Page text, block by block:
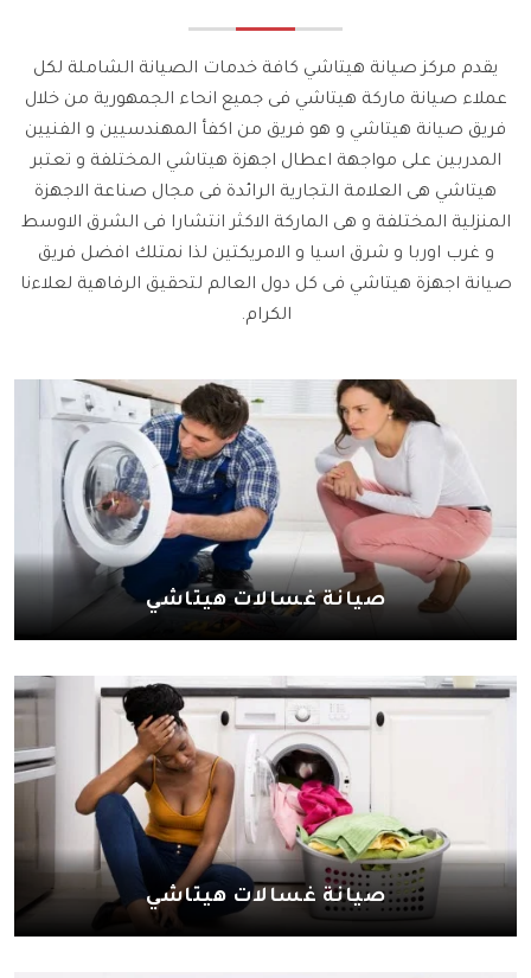
يقدم مركز صيانة هيتاشي كافة خدمات الصيانة الشاملة لكل
عملاء صيانة ماركة هيتاشي فى جميع انحاء الجمهورية من خلال
فريق صيانة هيتاشي و هو فريق من اكفأ المهندسيين و الفنيين
المدربين على مواجهة اعطال اجهزة هيتاشي المختلفة و تعتبر
هيتاشي هى العلامة التجارية الرائدة فى مجال صناعة الاجهزة
المنزلية المختلفة و هى الماركة الاكثر انتشارا فى الشرق الاوسط
و غرب اوربا و شرق اسيا و الامريكتين لذا نمتلك افضل فريق
صيانة اجهزة هيتاشي فى كل دول العالم لتحقيق الرفاهية لعلاءنا
الكرام.
صيانة غسالات هيتاشي
صيانة غسالات هيتاشي